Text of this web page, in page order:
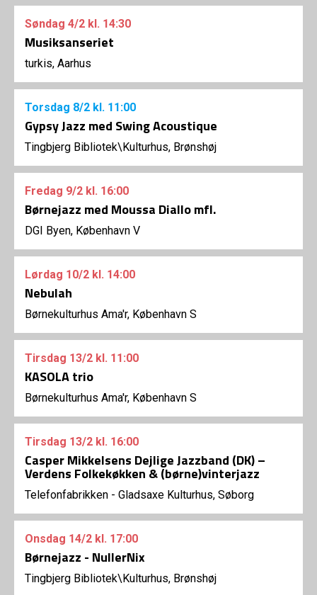
Søndag 4/2 kl. 14:30
Musiksanseriet
turkis, Aarhus
Torsdag 8/2 kl. 11:00
Gypsy Jazz med Swing Acoustique
Tingbjerg Bibliotek\Kulturhus, Brønshøj
Fredag 9/2 kl. 16:00
Børnejazz med Moussa Diallo mfl.
DGI Byen, København V
Lørdag 10/2 kl. 14:00
Nebulah
Børnekulturhus Ama'r, København S
Tirsdag 13/2 kl. 11:00
KASOLA trio
Børnekulturhus Ama'r, København S
Tirsdag 13/2 kl. 16:00
Casper Mikkelsens Dejlige Jazzband (DK) –
Verdens Folkekøkken & (børne)vinterjazz
Telefonfabrikken - Gladsaxe Kulturhus, Søborg
Onsdag 14/2 kl. 17:00
Børnejazz - NullerNix
Tingbjerg Bibliotek\Kulturhus, Brønshøj